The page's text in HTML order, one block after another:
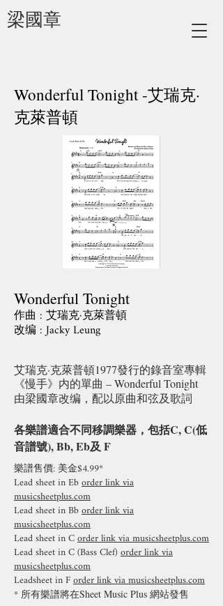
梁國章
Wonderful Tonight -艾瑞克·
克萊普頓
Wonderful Tonight
作曲 : 艾瑞克·克萊普頓
改编 : Jacky Leung
艾瑞克·克萊普頓1977發行的錄音室專輯
《慢手》内的單曲 – Wonderful Tonight
由梁國章改编，配以原曲和弦及歌詞
各樂譜適合不同移調樂器，包括C, C(低
音譜號), Bb, Eb及 F
樂譜售價: 美金$4.99*
Lead sheet in Eborder link via
musicsheetplus.com
Lead sheet in Bborder link via
musicsheetplus.com
Lead sheet in Corder link via musicsheetplus.com
Lead sheet in C (Bass Clef)order link via
musicsheetplus.com
Leadsheet in Forder link via musicsheetplus.com
* 所有樂譜將在Sheet Music Plus 網站發售